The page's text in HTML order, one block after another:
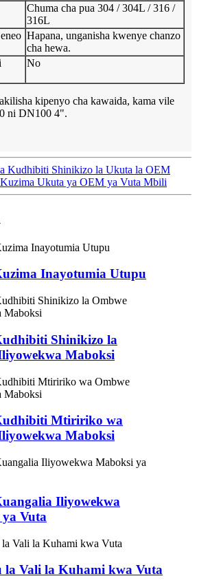
Chuma cha pua 304 / 304L / 316 /
316L
Hapana, unganisha kwenye chanzo
cha hewa.
No
kipenyo cha kawaida, kama vile
ni DN100 4".
Kudhibiti Shinikizo la Ukuta la OEM
Ukuta ya OEM ya Vuta Mbili
Inayotumia Utupu
Shinikizo la
Maboksi
Mtiririko wa
Maboksi
Iliyowekwa
Vuta
la Vali la Kuhami kwa Vuta